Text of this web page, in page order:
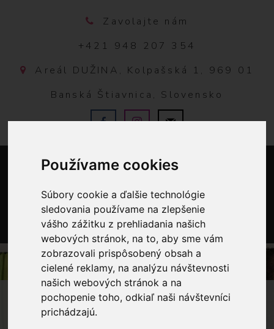
Používame cookies
Súbory cookie a ďalšie technológie
sledovania používame na zlepšenie
vášho zážitku z prehliadania našich
webových stránok, na to, aby sme vám
zobrazovali prispôsobený obsah a
cielené reklamy, na analýzu návštevnosti
našich webových stránok a na
pochopenie toho, odkiaľ naši návštevníci
prichádzajú.
Zavolajte nám
+421 948 207 354
Areál DUŽINA, Kolpašská 1, 969 01
Banská Štiavnica, Slovensko
OBCHOD GALANTÉRIA VYŠÍVANIE
BAVLNKY NA VYŠÍVANIE